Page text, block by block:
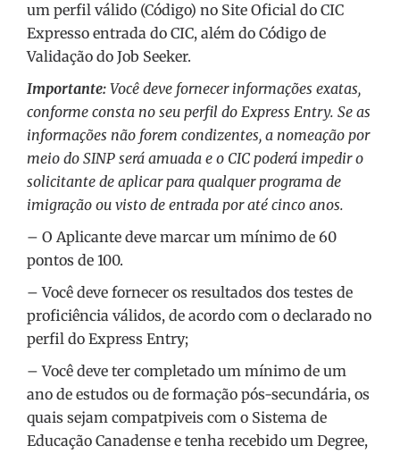
um perfil válido (Código) no Site Oficial do CIC
Expresso entrada do CIC, além do Código de
Validação do Job Seeker.
Importante: Você deve fornecer informações exatas,
conforme consta no seu perfil do Express Entry. Se as
informações não forem condizentes, a nomeação por
meio do SINP será amuada e o CIC poderá impedir o
solicitante de aplicar para qualquer programa de
imigração ou visto de entrada por até cinco anos.
– O Aplicante deve marcar um mínimo de 60
pontos de 100.
– Você deve fornecer os resultados dos testes de
proficiência válidos, de acordo com o declarado no
perfil do Express Entry;
– Você deve ter completado um mínimo de um
ano de estudos ou de formação pós-secundária, os
quais sejam compatpiveis com o Sistema de
Educação Canadense e tenha recebido um Degree,